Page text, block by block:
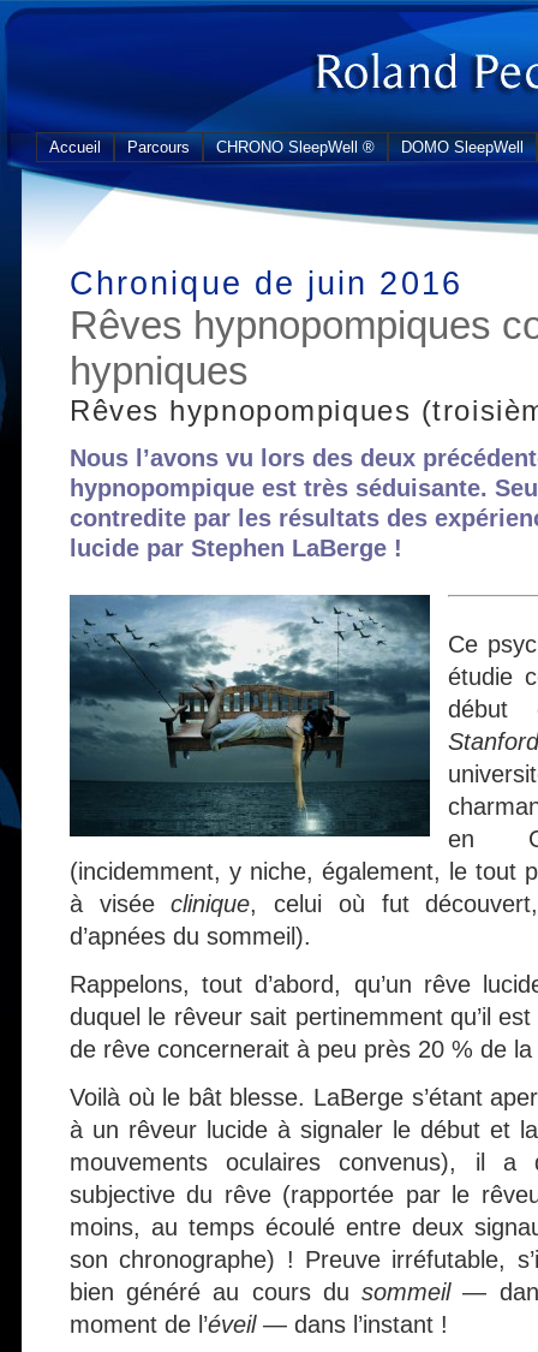
Accueil Parcours CHRONO SleepWell ® DOMO SleepWell
Chronique de juin 2016
Rêves hypnopompiques
hypniques
Rêves hypnopompiques
Nous l’avons vu lors des deux
hypnopompique est très séduisante.
contredite par les résultats des
lucide par Stephen LaBerge !
Ce
étudie
début
Stanford
en
(incidemment, y niche, également, le tout
à viséeclinique, celui où fut
d’apnées du sommeil).
Rappelons, tout d’abord, qu’un rêve
duquel le rêveur sait pertinemment qu’il
de rêve concernerait à peu près 20 % de
Voilà où le bât blesse. LaBerge s’étant
à un rêveur lucide à signaler le début et
mouvements oculaires convenus), il
subjective du rêve (rapportée par le
moins, au temps écoulé entre deux
son chronographe) ! Preuve irréfutable,
bien généré au cours dusommeil—
moment de l’éveil— dans l’instant !